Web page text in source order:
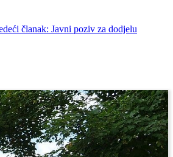
članak: Javni poziv za dodjelu